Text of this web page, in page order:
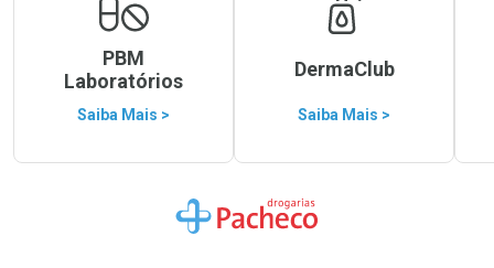
PBM
Laboratórios
Saiba Mais >
DermaClub
Saiba Mais >
Ir para a Home